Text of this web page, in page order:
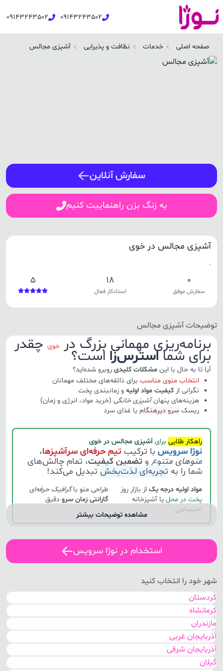
09143243502
09143243502
صفحه اصلی خدمات نظافت و پذیرایی آشپزی مجالس
سفارش آنلاین
یه زنگ بزن راهنماییت کنیم
آشپزی مجالس در خوی
.
0
سفارش موفق
18
استادکار فعال
5
توضیحات آشپزی مجالس
برنامه‌ریزی مهمانی بزرگ در خوی چقدر
برای شمااسترس‌زا است؟
آیا تا به حال با این مشکلات کلیدی روبرو شده‌اید؟
انتخاب منوی مناسب برای ذائقه‌های مختلف مهمانان
نگرانی از کیفیت مواد اولیه و زمانبندی پخت
هزینه‌های پنهانآشپزی خانگی (خرید مواد، انرژی و زمان)
ریسک سرو دیرهنگام یا غذای سرد
راهکار طلایی برای آشپزی مجالس در خوی
نوژا سرویس با ترکیب تیم حرفه‌ای سرآشپزها،
منوهای متنوع و تضمین کیفیت، تمام چالش‌های
شما را به تجربه‌ای لذت‌بخش تبدیل می‌کند!
مواد اولیه درجه یک از بازار روز
پخت در محل یا آشپزخانه
اختصاصی
طراحی منو باگرافیک حرفه‌ای
گارانتی زمان سرودقیق
برای منوی مجالس
خدمات اختصاصی نوژا سرویس
منوهای پیشنهادیباقیمت شفاف
نوع منو محبوب‌ترین گزینه‌ها
مشاهده توضیحات بیشتر
استخدام در نوژا سرویس
شهر خود را انتخاب کنید
کردستان
کرمانشاه
مازندران
آذربایجان غربی
آذربایجان شرقی
گیلان